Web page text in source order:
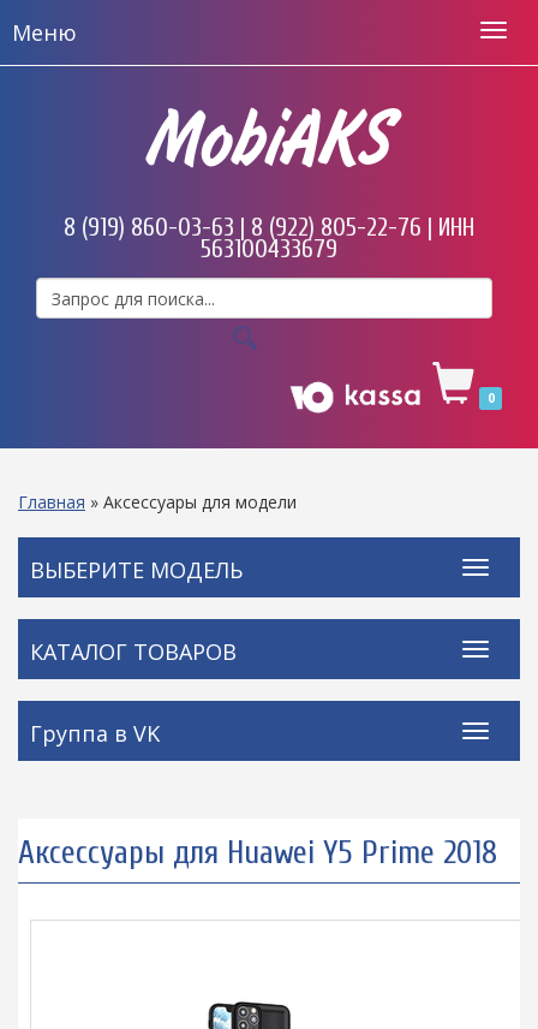
Меню
MobiAKS
8 (919) 860-03-63 | 8 (922) 805-22-76 | ИНН
563100433679
0
Главная » Аксессуары для модели
ВЫБЕРИТЕ МОДЕЛЬ
КАТАЛОГ ТОВАРОВ
Группа в VK
Аксессуары для Huawei Y5 Prime 2018